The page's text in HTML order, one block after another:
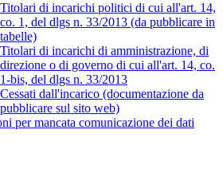
Titolari di incarichi politici di cui all'art. 14,
co. 1, del dlgs n. 33/2013 (da pubblicare in
tabelle)
Titolari di incarichi di amministrazione, di
direzione o di governo di cui all'art. 14, co.
1-bis, del dlgs n. 33/2013
Cessati dall'incarico (documentazione da
pubblicare sul sito web)
per mancata comunicazione dei dati